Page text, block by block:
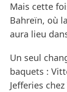
Mais cette
Bahreïn, où
aura lieu
Un seul
baquets :
Jefferies